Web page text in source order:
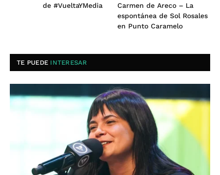
de #VueltaYMedia
Carmen de Areco – La
espontánea de Sol Rosales
en Punto Caramelo
TE PUEDE INTERESAR